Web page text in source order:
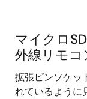
マイクロ
外線リモコ
拡張ピンソケッ
れているように